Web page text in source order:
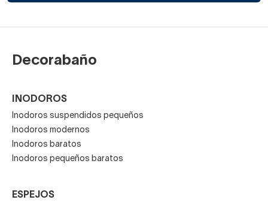
Decorabaño
INODOROS
Inodoros suspendidos pequeños
Inodoros modernos
Inodoros baratos
Inodoros pequeños baratos
ESPEJOS